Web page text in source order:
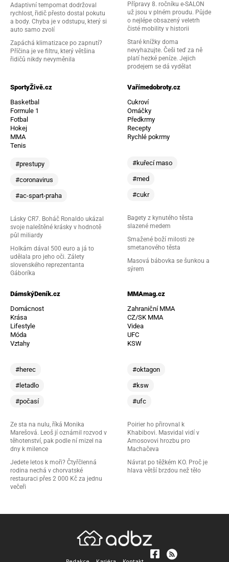
Adaptivní tempomat dodržoval
rychlost, řidič přesto dostal pokutu
a body. Chyba je v odstupu, který si
auto samo zvolí
Zapáchá klimatizace po zapnutí?
Příčina je ve filtru, který většina
řidičů nikdy nevyměnila
Přípravy 8. ročníku e-SALON
už jsou v plném proudu. Půjde
o nejlépe obsazený veletrh
čisté mobility v historii
Staré knížky doma
nevyhazujte. Češi teď za ně
platí hezké peníze. Jejich
prodejem se dá vydělat
SportyŽivě.cz
Basketbal
Formule 1
Fotbal
Hokej
MMA
Tenis
#prestupy
#coronavirus
#ac-spart-praha
Lásky CR7. Boháč Ronaldo ukázal
svoje naleštěné krásky v hodnotě
půl miliardy
Holkám dával 500 euro a já to
udělala pro jeho oči. Zálety
slovenského reprezentanta
Gáboríka
Vařímedobroty.cz
Cukroví
Omáčky
Předkrmy
Recepty
Rychlé pokrmy
#kuřecí maso
#med
#cukr
Bagety z kynutého těsta
slazené medem
Smažené boží milosti ze
smetanového těsta
Masová bábovka se šunkou a
sýrem
DámskýDeník.cz
Domácnost
Krása
Lifestyle
Móda
Vztahy
#herec
#letadlo
#počasí
Ze sta na nulu, říká Monika
Marešová. Leoš jí oznámil rozvod v
těhotenství, pak podle ní mizel na
dny k milence
Jedete letos k moři? Čtyřčlenná
rodina nechá v chorvatské
restauraci přes 2 000 Kč za jednu
večeři
MMAmag.cz
Zahraniční MMA
CZ/SK MMA
Videa
UFC
KSW
#oktagon
#ksw
#ufc
Poirier ho přirovnal k
Khabibovi. Masvidal vidí v
Amosovovi hrozbu pro
Machačeva
Návrat po těžkém KO. Proč je
hlava větší brzdou než tělo